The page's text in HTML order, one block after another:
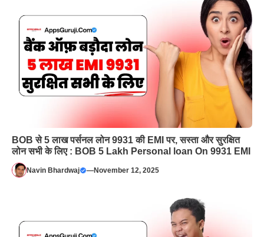
BOB से 5 लाख पर्सनल लोन 9931 की EMI पर, सस्ता और सुरक्षित
लोन सभी के लिए : BOB 5 Lakh Personal loan On 9931 EMI
Navin Bhardwaj —November 12, 2025